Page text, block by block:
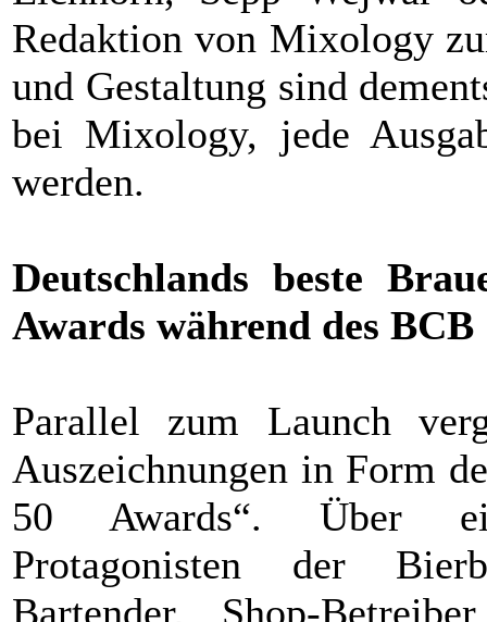
Redaktion von Mixology
und Gestaltung sind
bei Mixology, jede
werden.
Deutschlands beste
Awards während des BCB
Parallel zum Launch
Auszeichnungen in Form
50 Awards“. Über
Protagonisten der
Bartender, Shop-